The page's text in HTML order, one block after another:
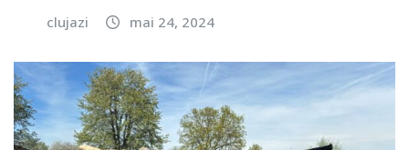
clujazi mai 24, 2024